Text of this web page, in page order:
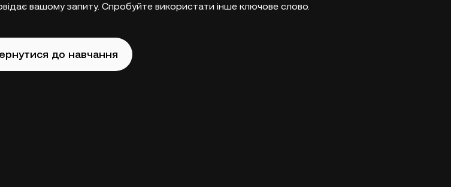
вашому запиту. Спробуйте використати інше ключове слово.
до навчання